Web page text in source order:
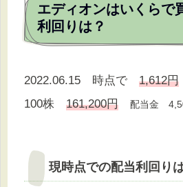
エディオンはいくらで
利回りは？
2022.06.15 時点で 1,612円
100株 161,200円 配当金 4,5
現時点での配当利回り